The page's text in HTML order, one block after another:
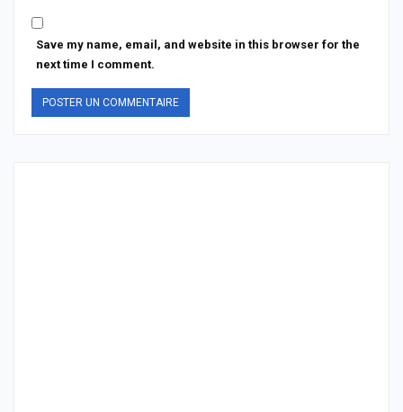
Save my name, email, and website in this browser for the
next time I comment.